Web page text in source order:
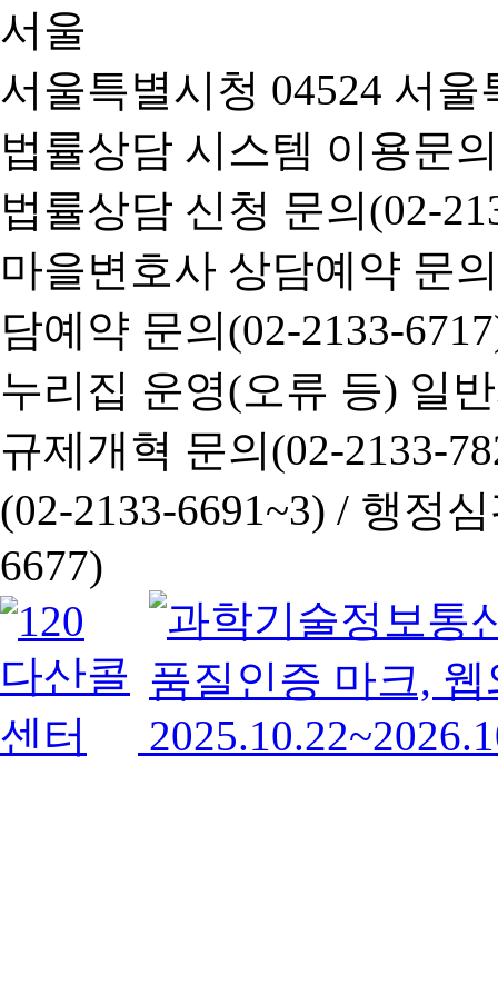
서울특별시청 04524 서
법률상담 시스템 이용문
법률상담 신청 문의(02-
마을변호사 상담예약 문
담예약 문의(02-2133-
누리집 운영(오류 등) 일
규제개혁 문의(02-2133-
(02-2133-6691~3) / 행정심
6677)